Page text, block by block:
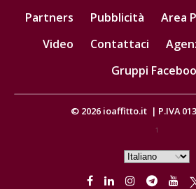
Partners
Pubblicità Area
Video
Contattaci
Gruppi
© 2026 ioaffitto.it | P.IVA
1